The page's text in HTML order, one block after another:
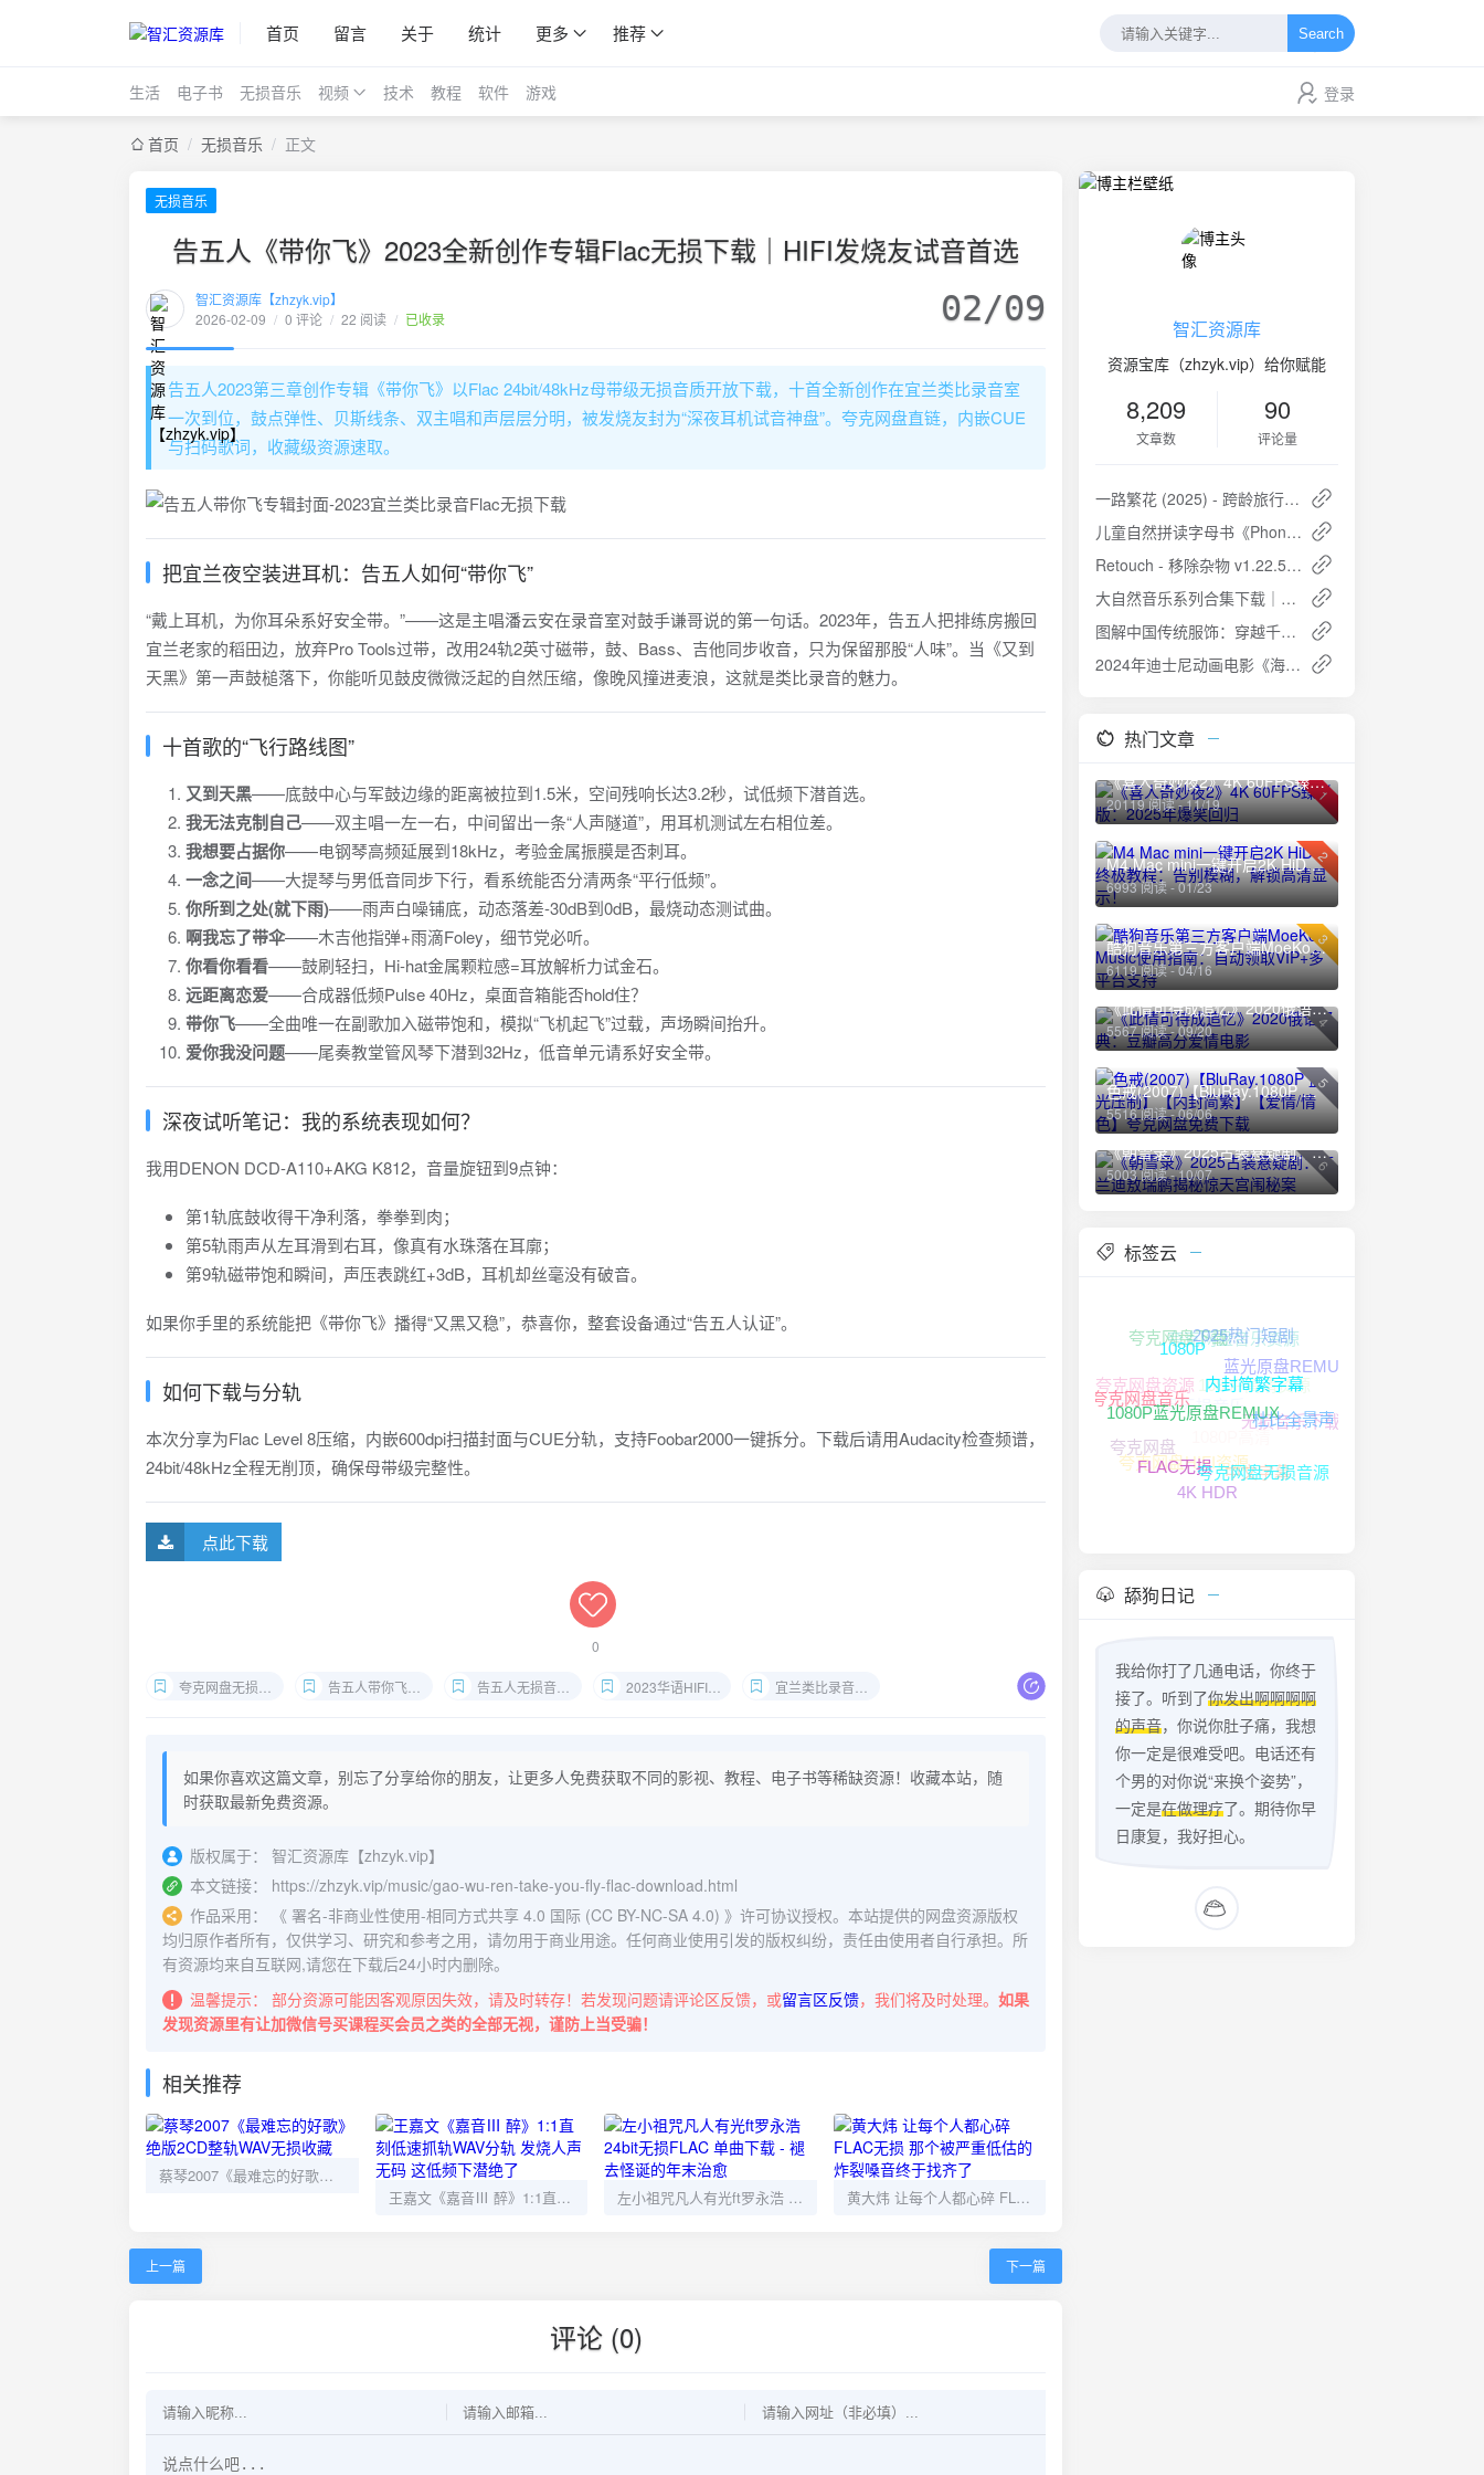
首页 留言 关于 统计 更多 推荐 Search
生活 电子书 无损音乐 视频 技术 教程 软件 游戏 登录
首页 / 无损音乐 / 正文
无损音乐
告五人《带你飞》2023全新创作专辑Flac无损下载｜HIFI发烧友试音首选
智汇资源库【zhzyk.vip】
2026-02-09 / 0 评论 / 22 阅读 / 已收录 02/09
告五人2023第三章创作专辑《带你飞》以Flac 24bit/48kHz母带级无损音质开放下载，十首全新创作在宜兰类比录音室
一次到位，鼓点弹性、贝斯线条、双主唱和声层层分明，被发烧友封为“深夜耳机试音神盘”。夸克网盘直链，内嵌CUE
与扫码歌词，收藏级资源速取。
把宜兰夜空装进耳机：告五人如何“带你飞”
“戴上耳机，为你耳朵系好安全带。”——这是主唱潘云安在录音室对鼓手谦哥说的第一句话。2023年，告五人把排练房搬回
宜兰老家的稻田边，放弃Pro Tools过带，改用24轨2英寸磁带，鼓、Bass、吉他同步收音，只为保留那股“人味”。当《又到
天黑》第一声鼓槌落下，你能听见鼓皮微微泛起的自然压缩，像晚风撞进麦浪，这就是类比录音的魅力。
十首歌的“飞行路线图”
又到天黑——底鼓中心与军鼓边缘的距离被拉到1.5米，空间残响长达3.2秒，试低频下潜首选。
我无法克制自己——双主唱一左一右，中间留出一条“人声隧道”，用耳机测试左右相位差。
我想要占据你——电钢琴高频延展到18kHz，考验金属振膜是否刺耳。
一念之间——大提琴与男低音同步下行，看系统能否分清两条“平行低频”。
你所到之处(就下雨)——雨声白噪铺底，动态落差-30dB到0dB，最烧动态测试曲。
啊我忘了带伞——木吉他指弹+雨滴Foley，细节党必听。
你看你看看——鼓刷轻扫，Hi-hat金属颗粒感=耳放解析力试金石。
远距离恋爱——合成器低频Pulse 40Hz，桌面音箱能否hold住？
带你飞——全曲唯一在副歌加入磁带饱和，模拟“飞机起飞”过载，声场瞬间抬升。
爱你我没问题——尾奏教堂管风琴下潜到32Hz，低音单元请系好安全带。
深夜试听笔记：我的系统表现如何？
我用DENON DCD-A110+AKG K812，音量旋钮到9点钟：
第1轨底鼓收得干净利落，拳拳到肉；
第5轨雨声从左耳滑到右耳，像真有水珠落在耳廓；
第9轨磁带饱和瞬间，声压表跳红+3dB，耳机却丝毫没有破音。
如果你手里的系统能把《带你飞》播得“又黑又稳”，恭喜你，整套设备通过“告五人认证”。
如何下载与分轨
本次分享为Flac Level 8压缩，内嵌600dpi扫描封面与CUE分轨，支持Foobar2000一键拆分。下载后请用Audacity检查频谱，
24bit/48kHz全程无削顶，确保母带级完整性。
点此下载
0
夸克网盘无损音乐 告五人带你飞Flac下载 告五人无损音质资源 2023华语HIFI试音碟 宜兰类比录音Flac
如果你喜欢这篇文章，别忘了分享给你的朋友，让更多人免费获取不同的影视、教程、电子书等稀缺资源！收藏本站，随
时获取最新免费资源。
版权属于：
智汇资源库【zhzyk.vip】
本文链接：
https://zhzyk.vip/music/gao-wu-ren-take-you-fly-flac-download.html
作品采用：
《 署名-非商业性使用-相同方式共享 4.0 国际 (CC BY-NC-SA 4.0) 》许可协议授权。本站提供的网盘资源版权
均归原作者所有，仅供学习、研究和参考之用，请勿用于商业用途。任何商业使用引发的版权纠纷，责任由使用者自行承担。所
有资源均来自互联网,请您在下载后24小时内删除。
温馨提示：
部分资源可能因客观原因失效，请及时转存！若发现问题请评论区反馈，或留言区反馈，我们将及时处理。 如果
发现资源里有让加微信号买课程买会员之类的全部无视，谨防上当受骗！
相关推荐
蔡琴2007《最难忘的好歌》绝版2CD整轨WAV无损收藏
王嘉文《嘉音Ⅲ 醉》1:1直刻低速抓轨WAV分轨 发烧人声无码 这低频下潜绝了
左小祖咒凡人有光ft罗永浩 24bit无损FLAC 单曲下载 - 褪去怪诞的年末治愈 黄大炜 让每个人都心碎 FLAC无损 那个被严重低估的炸裂嗓音终于找齐了
上一篇 下一篇
评论 (0)
智汇资源库
资源宝库（zhzyk.vip）给你赋能
8,209
文章数
90
评论量
一路繁花 (2025) - 跨龄旅行，绽放“繁花”
儿童自然拼读字母书《Phonics Letter Of The Week》- 英语启蒙的完美选择
Retouch - 移除杂物 v1.22.55：AI智能修图神器
大自然音乐系列合集下载｜轻风细雨+花漾物语+望海等无损音源
图解中国传统服饰：穿越千年的华服之美 [PDF]
2024年迪士尼动画电影《海洋奇缘2》高清资源分享
热门文章
1
《喜人奇妙夜2》4K 60FPS臻彩版：2025年爆笑回归
20119 阅读 - 11/19
2
M4 Mac mini一键开启2K HiDPI终极教程：告别模糊，解锁高清显示！
6993 阅读 - 01/23
3
酷狗音乐第三方客户端MoeKoe Music使用指南：自动领取VIP+多平台支持
6119 阅读 - 04/16
4
《此情可待成追忆》2020俄语经典：豆瓣高分爱情电影
5567 阅读 - 09/20
5
色戒(2007)【BluRay.1080P 蓝光压制】【内封简繁】【爱情/情色】夸克网盘免费下载
5516 阅读 - 06/06
6
《朝雪录》2025古装悬疑剧：李兰迪敖瑞鹏揭秘惊天宫闱秘案
5003 阅读 - 10/07
标签云
夸克网盘无损音乐
夸克网盘资源
夸克网盘下载
夸克网盘音乐资源
1080P高清资源
1080P高清
夸克网盘HIFI资源
夸克网盘
夸克网盘音乐
2025热门短剧
蓝光原盘REMUX
无损音乐下载
中文字幕
4K HDR
FLAC无损
1080P蓝光原盘REMUX
内封简繁字幕
杜比全景声
夸克网盘无损音源
舔狗日记
我给你打了几通电话，你终于
接了。听到了你发出啊啊啊啊
的声音，你说你肚子痛，我想
你一定是很难受吧。电话还有
个男的对你说“来换个姿势”，
一定是在做理疗了。期待你早
日康复，我好担心。